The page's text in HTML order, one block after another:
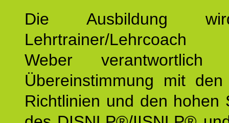
Die Ausbildung
Lehrtrainer/Lehrcoach
Weber
Übereinstimmung mit den
Richtlinien und den hohen